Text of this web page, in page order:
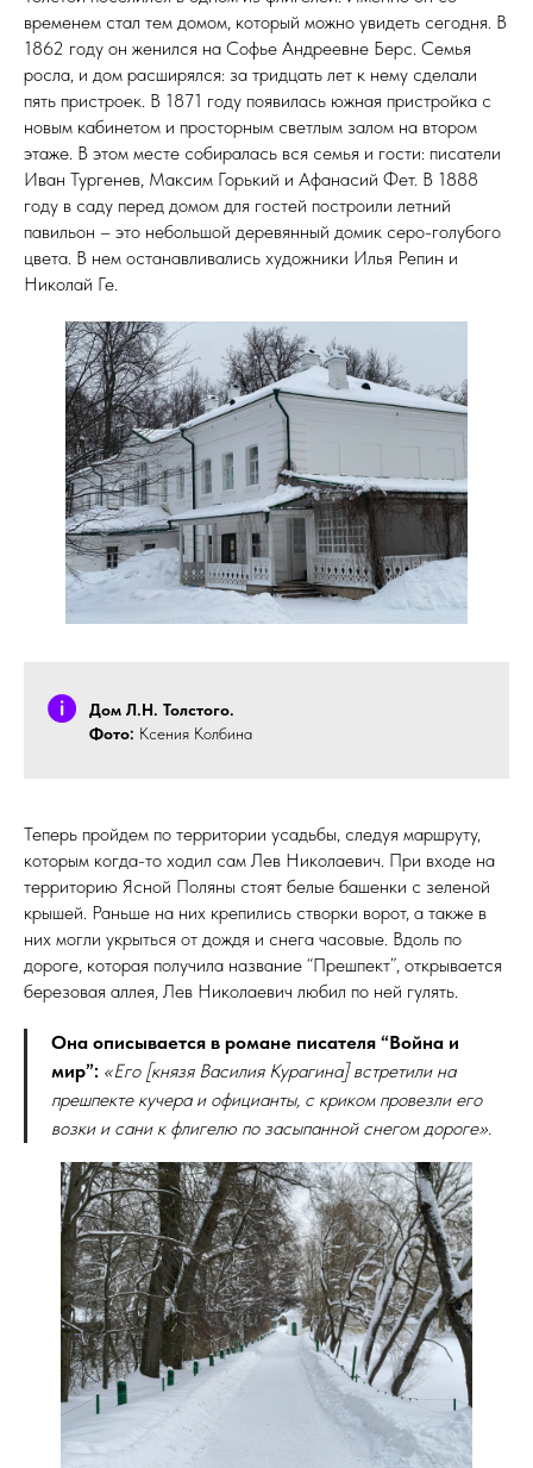
временем стал тем домом, который можно увидеть сегодня. В
1862 году он женился на Софье Андреевне Берс. Семья
росла, и дом расширялся: за тридцать лет к нему сделали
пять пристроек. В 1871 году появилась южная пристройка с
новым кабинетом и просторным светлым залом на втором
этаже. В этом месте собиралась вся семья и гости: писатели
Иван Тургенев, Максим Горький и Афанасий Фет. В 1888
году в саду перед домом для гостей построили летний
павильон – это небольшой деревянный домик серо-голубого
цвета. В нем останавливались художники Илья Репин и
Николай Ге.
Дом Л.Н. Толстого.
Фото: Ксения Колбина
Теперь пройдем по территории усадьбы, следуя маршруту,
которым когда-то ходил сам Лев Николаевич. При входе на
территорию Ясной Поляны стоят белые башенки с зеленой
крышей. Раньше на них крепились створки ворот, а также в
них могли укрыться от дождя и снега часовые. Вдоль по
дороге, которая получила название “Прешпект”, открывается
березовая аллея, Лев Николаевич любил по ней гулять.
Она описывается в романе писателя “Война и
мир”: «Его [князя Василия Курагина] встретили на
прешпекте кучера и официанты, с криком провезли его
возки и сани к флигелю по засыпанной снегом дороге».